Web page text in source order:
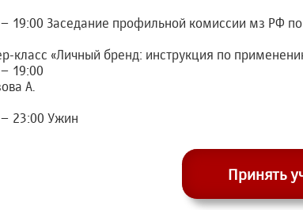
19:00 Заседание профильной комиссии мз РФ по
класс «Личный бренд: инструкция по
19:00
А.
23:00 Ужин
Принять